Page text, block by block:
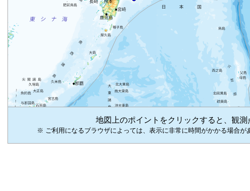
地図上のポイントをクリックすると、観測
※ ご利用になるブラウザによっては、表示に非常に時間がかかる場合が